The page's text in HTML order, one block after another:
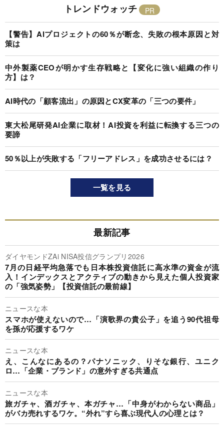
トレンドウォッチ
【警告】AIプロジェクトの60％が断念、失敗の根本原因と対
策は
中外製薬CEOが明かす生存戦略と【変化に強い組織の作り
方】は？
AI時代の「顧客流出」の原因とCX変革の「三つの要件」
東大松尾研発AI企業に取材！AI投資を利益に転換する三つの
要諦
50％以上が失敗する「フリーアドレス」を成功させるには？
一覧を見る
最新記事
ダイヤモンドZAi NISA投信グランプリ2026
7月の日経平均急落でも日本株投資信託に高水準の資金が流
入！インデックスとアクティブの動きから見えた個人投資家
の「強気姿勢」【投資信託の最前線】
ニュースな本
スマホが使えないので…「演歌界の貴公子」を追う90代祖母
を孫が応援するワケ
ニュースな本
え、こんなにあるの？パナソニック、りそな銀行、ユニク
ロ…「企業・ブランド」の意外すぎる共通点
ニュースな本
旅ガチャ、酒ガチャ、本ガチャ…「中身がわからない商品」
がバカ売れするワケ。“外れ”すら喜ぶ現代人の心理とは？